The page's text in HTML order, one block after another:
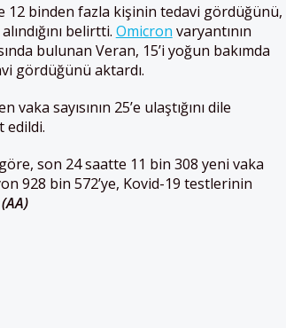
12 binden fazla kişinin tedavi gördüğünü,
belirtti. Omicron varyantının
bulunan Veran, 15’i yoğun bakımda
gördüğünü aktardı.
sayısının 25’e ulaştığını dile
edildi.
son 24 saatte 11 bin 308 yeni vaka
928 bin 572’ye, Kovid-19 testlerinin
(AA)